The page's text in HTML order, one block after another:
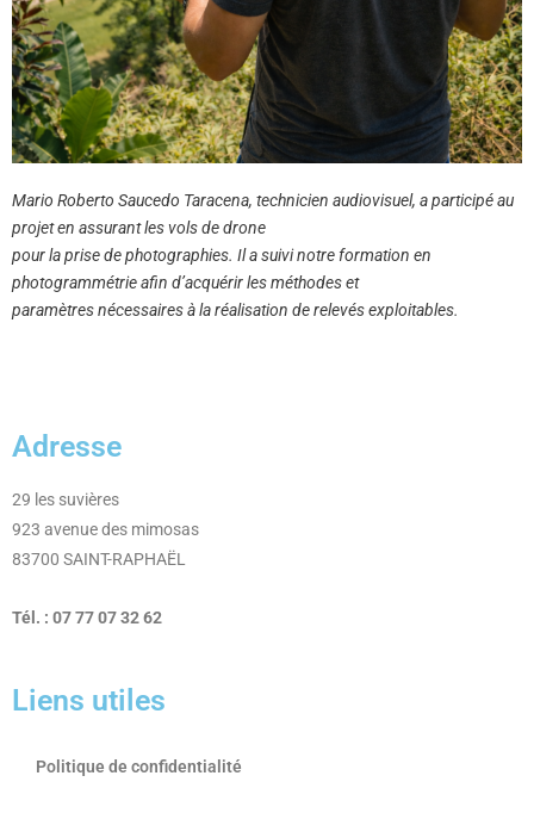
Mario Roberto Saucedo Taracena, technicien audiovisuel, a participé au
projet en assurant les vols de drone
pour la prise de photographies. Il a suivi notre formation en
photogrammétrie afin d’acquérir les méthodes et
paramètres nécessaires à la réalisation de relevés exploitables.
Adresse
29 les suvières
923 avenue des mimosas
83700 SAINT-RAPHAËL
Tél. : 07 77 07 32 62
Liens utiles
Politique de confidentialité